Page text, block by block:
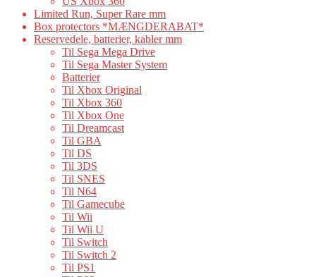
Limited Run, Super Rare mm
Box protectors *MÆNGDERABAT*
Reservedele, batterier, kabler mm
Til Sega Mega Drive
Til Sega Master System
Batterier
Til Xbox Original
Til Xbox 360
Til Xbox One
Til Dreamcast
Til GBA
Til DS
Til 3DS
Til SNES
Til N64
Til Gamecube
Til Wii
Til Wii U
Til Switch
Til Switch 2
Til PS1